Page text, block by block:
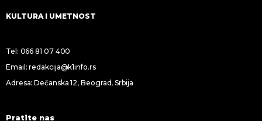
KULTURA I UMETNOST
Tel: 066 81 07 400
Email:redakcija@k1info.rs
Adresa: Dečanska 12, Beograd, Srbija
Pratite nas